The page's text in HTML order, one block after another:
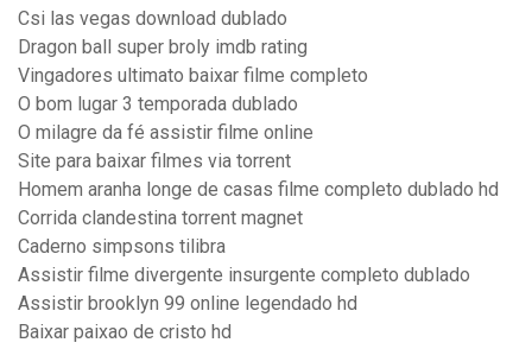
Csi las vegas download dublado
Dragon ball super broly imdb rating
Vingadores ultimato baixar filme completo
O bom lugar 3 temporada dublado
O milagre da fé assistir filme online
Site para baixar filmes via torrent
Homem aranha longe de casas filme completo dublado hd
Corrida clandestina torrent magnet
Caderno simpsons tilibra
Assistir filme divergente insurgente completo dublado
Assistir brooklyn 99 online legendado hd
Baixar paixao de cristo hd